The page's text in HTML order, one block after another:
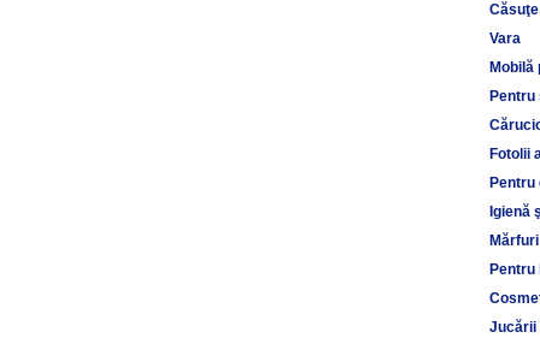
Vara
Mobilă
Pentru
Fotolii
Igienă
Pentru
Jucării